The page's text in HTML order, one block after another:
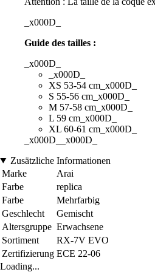
_x000D_
Guide des tailles :
_x000D_
_x000D_
XS 53-54 cm_x000D_
S 55-56 cm_x000D_
M 57-58 cm_x000D_
L 59 cm_x000D_
XL 60-61 cm_x000D_
_x000D__x000D_
Zusätzliche Informationen
Marke
Arai
Farbe
replica
Farbe
Mehrfarbig
Geschlecht
Gemischt
Altersgruppe Erwachsene
Sortiment
RX-7V EVO
Zertifizierung ECE 22-06
Loading...